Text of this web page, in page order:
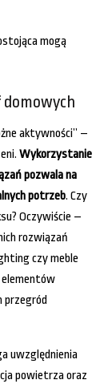
mogą
domowych
aktywności” –
Wykorzystanie
pozwala na
potrzeb. Czy
Oczywiście –
rozwiązań
czy meble
elementów
przegród
uwzględnienia
powietrza oraz